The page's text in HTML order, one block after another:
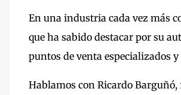
En una industria cada vez más
que ha sabido destacar por su
puntos de venta especializados
Hablamos con Ricardo Barguñó,